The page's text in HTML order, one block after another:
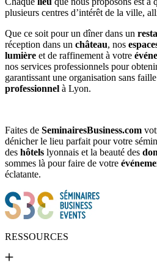
plusieurs centres d’intérêt de la ville,
Que ce soit pour un dîner dans un
réception dans un château, nos
lumière et de raffinement à votre
nos services professionnels pour
garantissant une organisation sans
professionnel à Lyon.
Faites de SeminairesBusiness.com
dénicher le lieu parfait pour votre
des hôtels lyonnais et la beauté des
sommes là pour faire de votre
éclatante.
RESSOURCES